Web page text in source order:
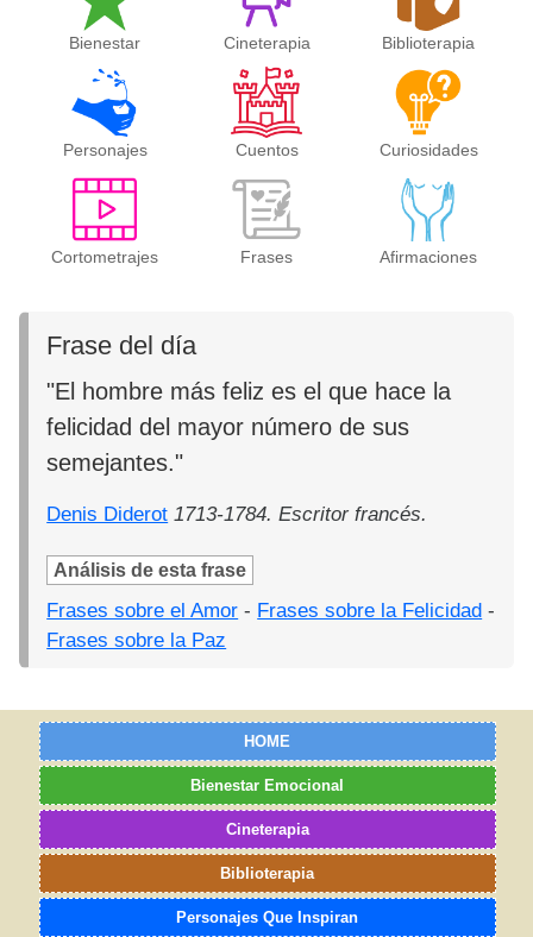
Bienestar Cineterapia Biblioterapia
Personajes Cuentos Curiosidades
Cortometrajes Frases Afirmaciones
Frase del día
"El hombre más feliz es el que hace la
felicidad del mayor número de sus
semejantes."
Denis Diderot 1713-1784. Escritor francés.
Análisis de esta frase
Frases sobre el Amor - Frases sobre la Felicidad -
Frases sobre la Paz
HOME
Bienestar Emocional
Cineterapia
Biblioterapia
Personajes Que Inspiran